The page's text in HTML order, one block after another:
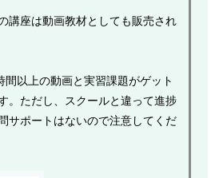
講座は動画教材としても販売され
間以上の動画と実習課題がゲット
。ただし、スクールと違って進捗
サポートはないので注意してくだ